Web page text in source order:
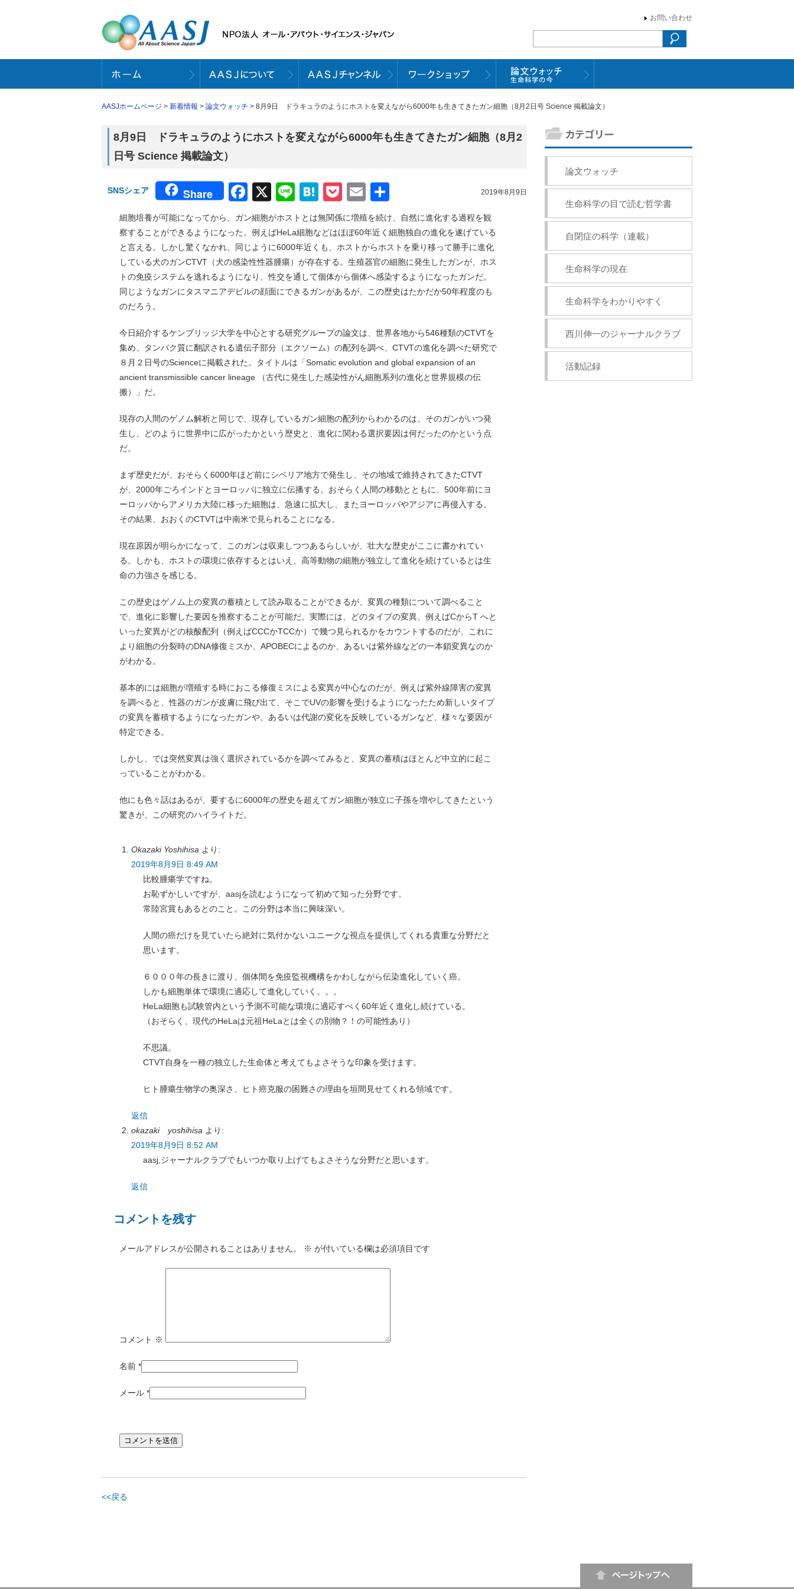
お問い合わせ
AASJホームページ > 新着情報 > 論文ウォッチ > 8月9日 ドラキュラのようにホストを変えながら6000年も生きてきたガン細胞（8月2日号 Science 掲載論文）
8月9日 ドラキュラのようにホストを変えながら6000年も生きてきたガン細胞（8月2
日号 Science 掲載論文）
2019年8月9日
SNSシェア Share Facebook
X LineHatena
Pocket
Email
有
細胞培養が可能になってから、ガン細胞がホストとは無関係に増殖を続け、自然に進化する過程を観
察することができるようになった。例えばHeLa細胞などはほぼ60年近く細胞独自の進化を遂げている
と言える。しかし驚くなかれ、同じように6000年近くも、ホストからホストを乗り移って勝手に進化
している犬のガンCTVT（犬の感染性性器腫瘍）が存在する。生殖器官の細胞に発生したガンが、ホス
トの免疫システムを逃れるようになり、性交を通して個体から個体へ感染するようになったガンだ。
同じようなガンにタスマニアデビルの顔面にできるガンがあるが、この歴史はたかだか50年程度のも
のだろう。
今日紹介するケンブリッジ大学を中心とする研究グループの論文は、世界各地から546種類のCTVTを
集め、タンパク質に翻訳される遺伝子部分（エクソーム）の配列を調べ、CTVTの進化を調べた研究で
８月２日号のScienceに掲載された。タイトルは「Somatic evolution and global expansion of an
ancient transmissible cancer lineage （古代に発生した感染性がん細胞系列の進化と世界規模の伝
搬）」だ。
現存の人間のゲノム解析と同じで、現存しているガン細胞の配列からわかるのは、そのガンがいつ発
生し、どのように世界中に広がったかという歴史と、進化に関わる選択要因は何だったのかという点
だ。
まず歴史だが、おそらく6000年ほど前にシベリア地方で発生し、その地域で維持されてきたCTVT
が、2000年ごろインドとヨーロッパに独立に伝播する。おそらく人間の移動とともに、500年前にヨ
ーロッパからアメリカ大陸に移った細胞は、急速に拡大し、またヨーロッパやアジアに再侵入する。
その結果、おおくのCTVTは中南米で見られることになる。
現在原因が明らかになって、このガンは収束しつつあるらしいが、壮大な歴史がここに書かれてい
る。しかも、ホストの環境に依存するとはいえ、高等動物の細胞が独立して進化を続けているとは生
命の力強さを感じる。
この歴史はゲノム上の変異の蓄積として読み取ることができるが、変異の種類について調べること
で、進化に影響した要因を推察することが可能だ。実際には、どのタイプの変異、例えばCからT へと
いった変異がどの核酸配列（例えばCCCかTCCか）で幾つ見られるかをカウントするのだが、これに
より細胞の分裂時のDNA修復ミスか、APOBECによるのか、あるいは紫外線などの一本鎖変異なのか
がわかる。
基本的には細胞が増殖する時におこる修復ミスによる変異が中心なのだが、例えば紫外線障害の変異
を調べると、性器のガンが皮膚に飛び出て、そこでUVの影響を受けるようになったため新しいタイプ
の変異を蓄積するようになったガンや、あるいは代謝の変化を反映しているガンなど、様々な要因が
特定できる。
しかし、では突然変異は強く選択されているかを調べてみると、変異の蓄積はほとんど中立的に起こ
っていることがわかる。
他にも色々話はあるが、要するに6000年の歴史を超えてガン細胞が独立に子孫を増やしてきたという
驚きが、この研究のハイライトだ。
Okazaki Yoshihisa より:
2019年8月9日 8:49 AM
比較腫瘍学ですね。
お恥ずかしいですが、aasjを読むようになって初めて知った分野です。
常陸宮賞もあるとのこと。この分野は本当に興味深い。
人間の癌だけを見ていたら絶対に気付かないユニークな視点を提供してくれる貴重な分野だと
思います。
６０００年の長きに渡り、個体間を免疫監視機構をかわしながら伝染進化していく癌。
しかも細胞単体で環境に適応して進化していく。。。
HeLa細胞も試験管内という予測不可能な環境に適応すべく60年近く進化し続けている。
（おそらく、現代のHeLaは元祖HeLaとは全くの別物？！の可能性あり）
不思議。
CTVT自身を一種の独立した生命体と考えてもよさそうな印象を受けます。
ヒト腫瘍生物学の奥深さ、ヒト癌克服の困難さの理由を垣間見せてくれる領域です。
返信
okazaki yoshihisa より:
2019年8月9日 8:52 AM
aasj,ジャーナルクラブでもいつか取り上げてもよさそうな分野だと思います。
返信
コメントを残す
メールアドレスが公開されることはありません。 ※ が付いている欄は必須項目です
コメント ※
名前 *
メール *
<<戻る
論文ウォッチ
生命科学の目で読む哲学書
自閉症の科学（連載）
生命科学の現在
生命科学をわかりやすく
西川伸一のジャーナルクラブ
活動記録